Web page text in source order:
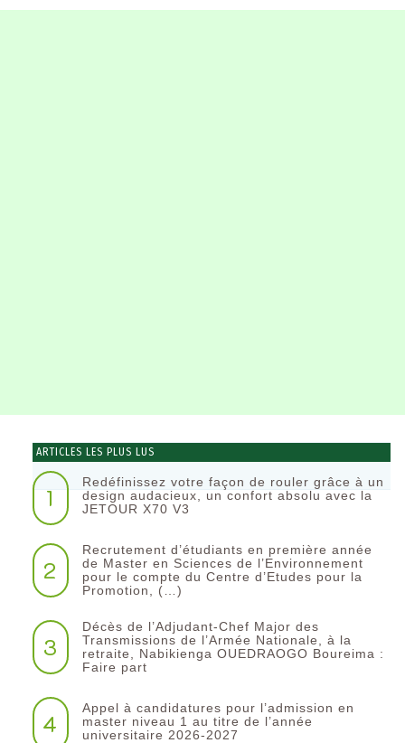
ARTICLES LES PLUS LUS
1
Redéfinissez votre façon de rouler grâce à un
design audacieux, un confort absolu avec la
JETOUR X70 V3
2
Recrutement d’étudiants en première année
de Master en Sciences de l’Environnement
pour le compte du Centre d’Etudes pour la
Promotion, (…)
3
Décès de l’Adjudant-Chef Major des
Transmissions de l’Armée Nationale, à la
retraite, Nabikienga OUEDRAOGO Boureima :
Faire part
4
Appel à candidatures pour l’admission en
master niveau 1 au titre de l’année
universitaire 2026-2027